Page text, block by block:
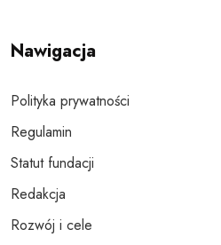
Nawigacja
Polityka prywatności
Regulamin
Statut fundacji
Redakcja
Rozwój i cele